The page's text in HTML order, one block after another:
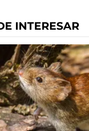
INTERESAR